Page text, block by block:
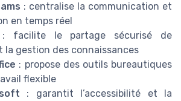
: centralise la communication et
en temps réel
: facilite le partage sécurisé de
la gestion des connaissances
: propose des outils bureautiques
flexible
: garantit l’accessibilité et la